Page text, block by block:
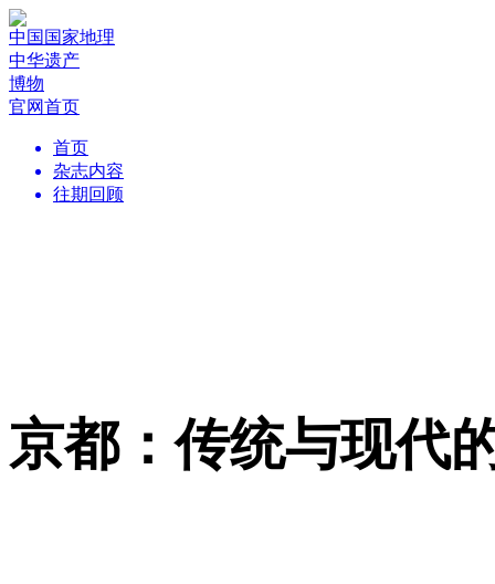
中国国家地理
中华遗产
博物
官网首页
首页
杂志内容
往期回顾
京都：传统与现代